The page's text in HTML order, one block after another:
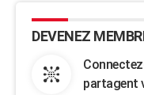
DEVENEZ
partagent